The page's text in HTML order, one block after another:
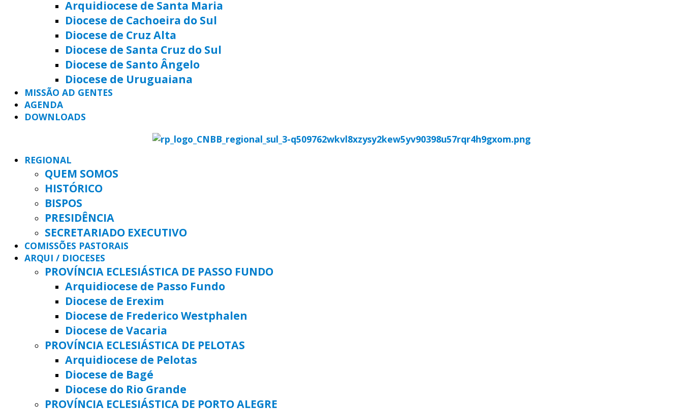
Arquidiocese de Santa Maria
Diocese de Cachoeira do Sul
Diocese de Cruz Alta
Diocese de Santa Cruz do Sul
Diocese de Santo Ângelo
Diocese de Uruguaiana
MISSÃO AD GENTES
AGENDA
DOWNLOADS
REGIONAL
QUEM SOMOS
HISTÓRICO
BISPOS
PRESIDÊNCIA
SECRETARIADO EXECUTIVO
COMISSÕES PASTORAIS
ARQUI / DIOCESES
PROVÍNCIA ECLESIÁSTICA DE PASSO FUNDO
Arquidiocese de Passo Fundo
Diocese de Erexim
Diocese de Frederico Westphalen
Diocese de Vacaria
PROVÍNCIA ECLESIÁSTICA DE PELOTAS
Arquidiocese de Pelotas
Diocese de Bagé
Diocese do Rio Grande
PROVÍNCIA ECLESIÁSTICA DE PORTO ALEGRE